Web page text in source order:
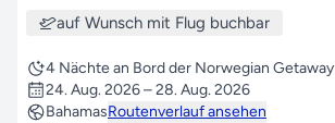
auf Wunsch mit Flug buchbar
4 Nächte an Bord der Norwegian Getaway
24. Aug. 2026 – 28. Aug. 2026
BahamasRoutenverlauf ansehen